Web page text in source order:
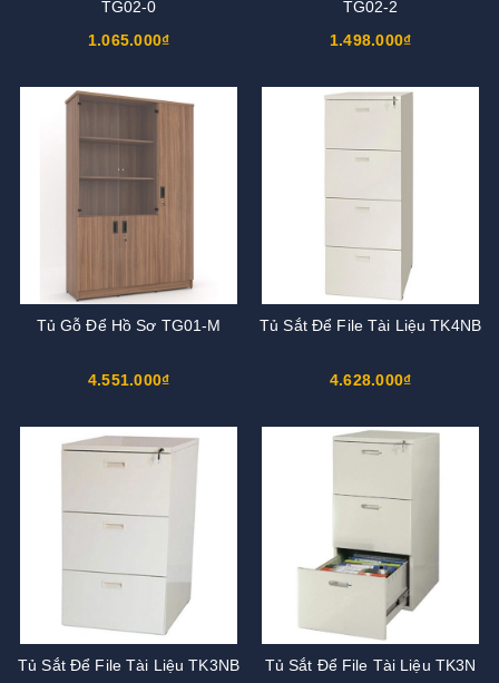
TG02-0
1.065.000₫
TG02-2
1.498.000₫
Tủ Gỗ Để Hồ Sơ TG01-M
4.551.000₫
Tủ Sắt Để File Tài Liệu TK4NB
4.628.000₫
Tủ Sắt Để File Tài Liệu TK3NB Tủ Sắt Để File Tài Liệu TK3N